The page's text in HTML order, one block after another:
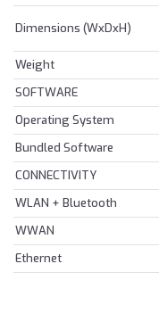
Dimensions (WxDxH)
Weight
SOFTWARE
Operating System
Bundled Software
CONNECTIVITY
WLAN + Bluetooth
WWAN
Ethernet